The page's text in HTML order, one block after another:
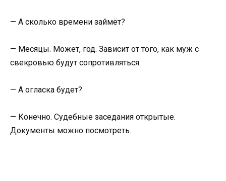
— А сколько времени займёт?
— Месяцы. Может, год. Зависит от того, как муж с
свекровью будут сопротивляться.
— А огласка будет?
— Конечно. Судебные заседания открытые.
Документы можно посмотреть.